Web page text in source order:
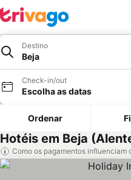
Destino
Beja
Check-in/out
Escolha as datas
Ordenar
Hotéis em Beja
Como os pagamentos influenciam